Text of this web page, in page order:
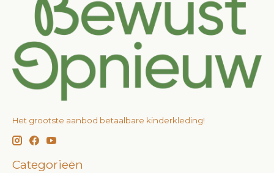
Het grootste aanbod betaalbare kinderkleding!
Categorieën